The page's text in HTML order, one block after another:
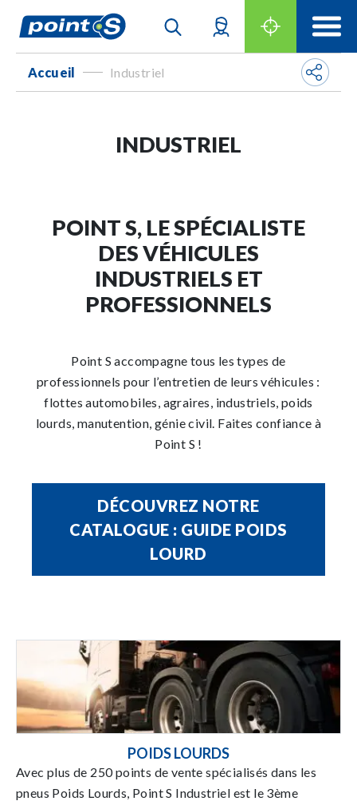
Accueil - Industriel
INDUSTRIEL
POINT S, LE SPÉCIALISTE
DES VÉHICULES
INDUSTRIELS ET
PROFESSIONNELS
Point S accompagne tous les types de
professionnels pour l’entretien de leurs véhicules :
flottes automobiles, agraires, industriels, poids
lourds, manutention, génie civil. Faites confiance à
Point S !
DÉCOUVREZ NOTRE
CATALOGUE : GUIDE POIDS
LOURD
POIDS LOURDS
Avec plus de 250 points de vente spécialisés dans les
pneus Poids Lourds, Point S Industriel est le 3ème